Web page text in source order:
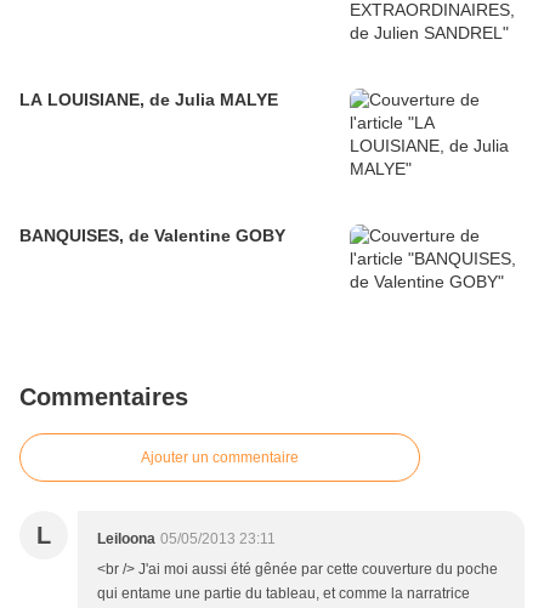
LA LOUISIANE, de Julia MALYE
BANQUISES, de Valentine GOBY
Commentaires
Ajouter un commentaire
L Leiloona 05/05/2013 23:11
<br /> J'ai moi aussi été gênée par cette couverture du poche
qui entame une partie du tableau, et comme la narratrice